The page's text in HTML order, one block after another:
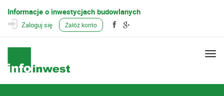
Informacje o inwestycjach budowlanych
Zaloguj się Załóż konto